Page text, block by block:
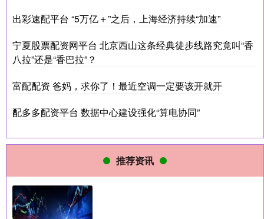
出彩速配平台 “5万亿＋”之后，上海经济持续“加速”
宁夏股票配资网平台 北京西山这条经典徒步线路究竟叫“香
八拉”还是“香巴拉”？
富配配资 爸妈，求你了！最近空调一定要该开就开
配多多配资平台 数据中心建设强化“算电协同”
推荐资讯